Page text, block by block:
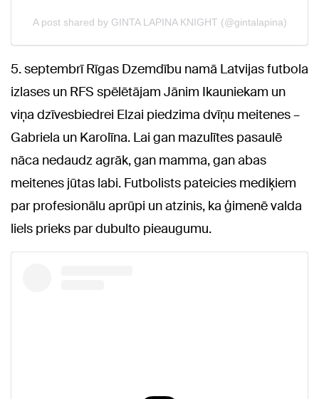
5. septembrī Rīgas Dzemdību namā Latvijas futbola
izlases un RFS spēlētājam Jānim Ikauniekam un
viņa dzīvesbiedrei Elzai piedzima dvīņu meitenes –
Gabriela un Karolīna. Lai gan mazulītes pasaulē
nāca nedaudz agrāk, gan mamma, gan abas
meitenes jūtas labi. Futbolists pateicies mediķiem
par profesionālu aprūpi un atzinis, ka ģimenē valda
liels prieks par dubulto pieaugumu.